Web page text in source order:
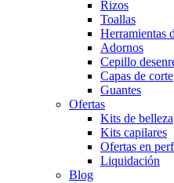
Rizos
Toallas
Herramientas
Adornos
Cepillo
Capas de corte
Guantes
Ofertas
Kits de belleza
Kits capilares
Ofertas en
Liquidación
Blog